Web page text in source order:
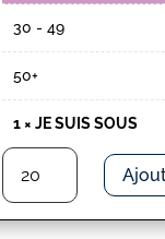
30 - 49
50+
1 ×JE SUIS SOUS
quantité
JE
SUIS